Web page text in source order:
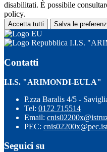
disabilitati. È possibile
policy.
Accetta tutti Salva le
I.I.S.
Contatti
I.I.S. "ARIMONDI-EULA"
P.zza Baralis 4/5 -
Tel: 0172 715514
Email:
PEC:
Seguici su